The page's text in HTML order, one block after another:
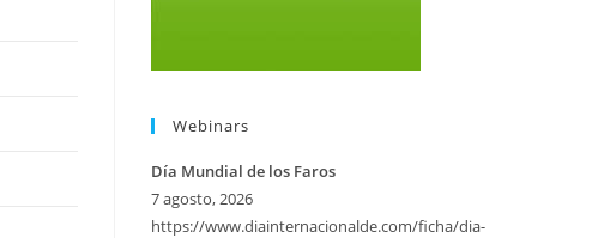
Webinars
Día Mundial de los Faros
7 agosto, 2026
https://www.diainternacionalde.com/ficha/dia-